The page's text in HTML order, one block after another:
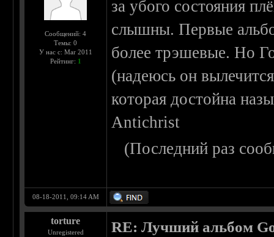
Сообщений: 4
Темы: 0
У нас с: Mar 2011
Рейтинг: 1
за убого состояния
слышны. Первые
более трэшевые. Но
(надеюсь он
которая достойна
Antichrist
(Последний раз
08-18-2011, 09:14 AM
torture
Unregistered RE: Лучший альбом